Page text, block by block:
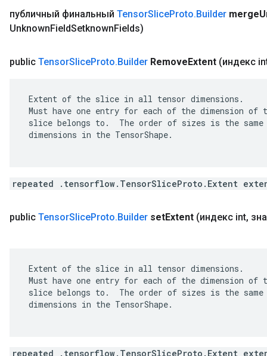
публичный финальный TensorSliceProto.Builder merge
UnknownFieldSetknownFields)
public TensorSliceProto.Builder RemoveExtent (индекс
Extent of the slice in all tensor dimensions.
Must have one entry for each of the dimension
slice belongs to.  The order of sizes is the
dimensions in the TensorShape.
repeated .tensorflow.TensorSliceProto.Extent
public TensorSliceProto.Builder setExtent (индекс int,
Extent of the slice in all tensor dimensions.
Must have one entry for each of the dimension
slice belongs to.  The order of sizes is the
dimensions in the TensorShape.
repeated .tensorflow.TensorSliceProto.Extent